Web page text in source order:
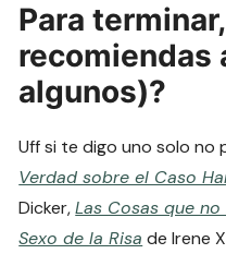
Para
recomiendas
algunos)?
Uff si te digo uno solo
Verdad sobre el Caso
Dicker,Las Cosas que
Sexo de la Risa de Irene